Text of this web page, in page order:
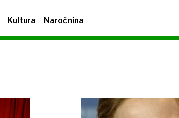
Kultura Naročnina